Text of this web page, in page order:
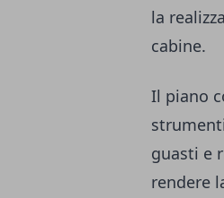
la
cabine.
Il piano
guasti e
rendere